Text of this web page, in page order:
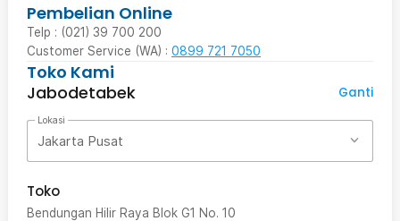
Pembelian Online
Telp : (021) 39 700 200
Customer Service (WA) : 0899 721 7050
Toko Kami
Jabodetabek
Ganti
Lokasi
Jakarta Pusat
Toko
Bendungan Hilir Raya Blok G1 No. 10